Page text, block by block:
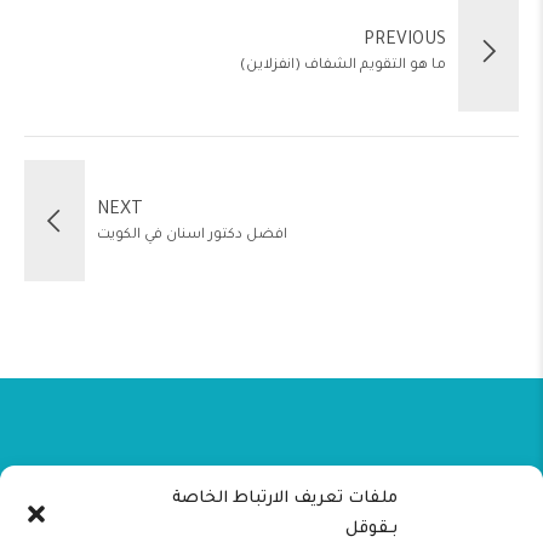
ملفات تعريف الارتباط الخاصة
بـقوقل
PREVIOUS
ما هو التقويم الشفاف (انفزلاين)
NEXT
افضل دكتور اسنان في الكويت
تابعنا على السوشيال ميديا